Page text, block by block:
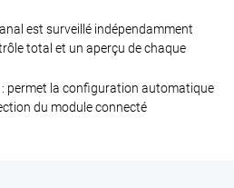
est surveillé indépendamment
total et un aperçu de chaque
: permet la configuration automatique
du module connecté